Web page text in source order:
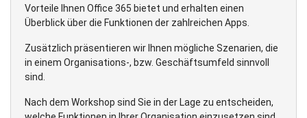
Vorteile Ihnen Office 365 bietet und erhalten einen
Überblick über die Funktionen der zahlreichen Apps.
Zusätzlich präsentieren wir Ihnen mögliche Szenarien, die
in einem Organisations-, bzw. Geschäftsumfeld sinnvoll
sind.
Nach dem Workshop sind Sie in der Lage zu entscheiden,